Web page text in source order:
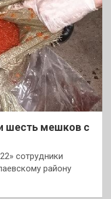
шесть мешков с
сотрудники
району